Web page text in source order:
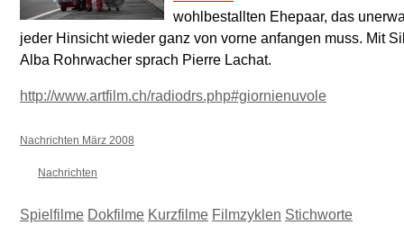
wohlbestallten Ehepaar, das
jeder Hinsicht wieder ganz von vorne anfangen muss. Mit
Alba Rohrwacher sprach Pierre Lachat.
http://www.artfilm.ch/radiodrs.php#giornienuvole
Nachrichten März 2008
Nachrichten
Spielfilme Dokfilme Kurzfilme Filmzyklen Stichworte